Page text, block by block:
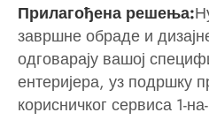
Прилагођена решења:
завршне обраде и
одговарају вашој
ентеријера, уз подршку
корисничког сервиса 1-